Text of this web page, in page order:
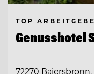
TOP
Genusshotel
72270